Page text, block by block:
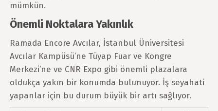
mümkün.
Önemli Noktalara Yakınlık
Ramada Encore Avcılar, İstanbul Üniversitesi
Avcılar Kampüsü’ne Tüyap Fuar ve Kongre
Merkezi’ne ve CNR Expo gibi önemli plazalara
oldukça yakın bir konumda bulunuyor. İş seyahati
yapanlar için bu durum büyük bir artı sağlıyor.